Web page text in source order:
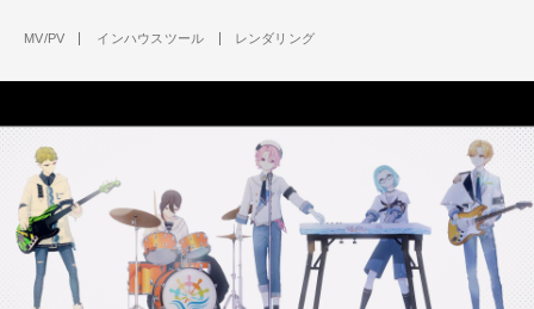
MV/PV インハウスツール レンダリング